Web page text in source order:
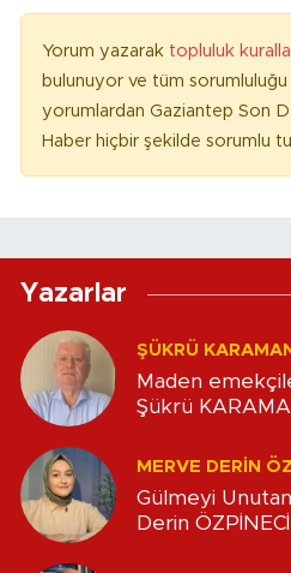
Yorum yazarak topluluk
bulunuyor ve tüm sorumluluğu
yorumlardan Gaziantep Son
Haber hiçbir şekilde sorumlu
Yazarlar
ŞÜKRÜ KARAMAN
Maden
Şükrü
MERVE DERIN
Gülmeyi
Derin ÖZPİNECİ